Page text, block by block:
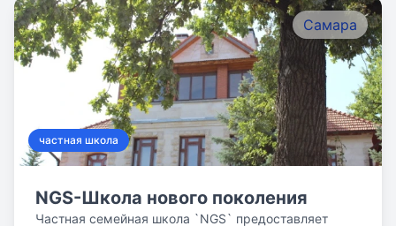
Самара
частная школа
NGS-Школа нового поколения
Частная семейная школа `NGS` предоставляет